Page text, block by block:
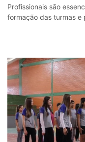
Profissionais são
formação das turmas e